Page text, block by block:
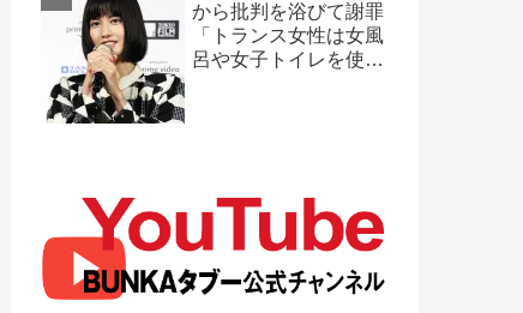
から批判を浴びて謝罪
「トランス女性は女風
呂や女子トイレを使わ